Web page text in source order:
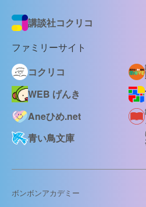
講談社コクリコ
ファミリーサイト
コクリコ
WEB げんき
Aneひめ.net
青い鳥文庫
ボンボンアカデミー